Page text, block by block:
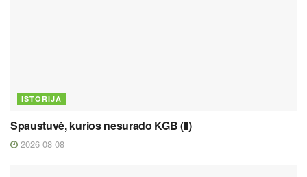
ISTORIJA
Spaustuvė, kurios nesurado KGB (II)
2026 08 08